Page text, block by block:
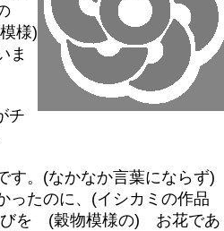
様)
ま
チ
す。(なかなか言葉にならず)
ったのに、(イシカミの作品
を (穀物模様の) お花であ